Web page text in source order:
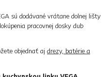
sú dodávané vrátane dolnej lišty
pracovnej dosky dub
objednať aj drezy, batérie a